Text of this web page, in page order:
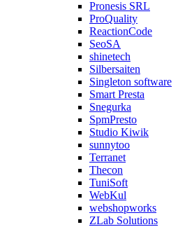
Pronesis SRL
ProQuality
ReactionCode
SeoSA
shinetech
Silbersaiten
Singleton software
Smart Presta
Snegurka
SpmPresto
Studio Kiwik
sunnytoo
Terranet
Thecon
TuniSoft
WebKul
webshopworks
ZLab Solutions